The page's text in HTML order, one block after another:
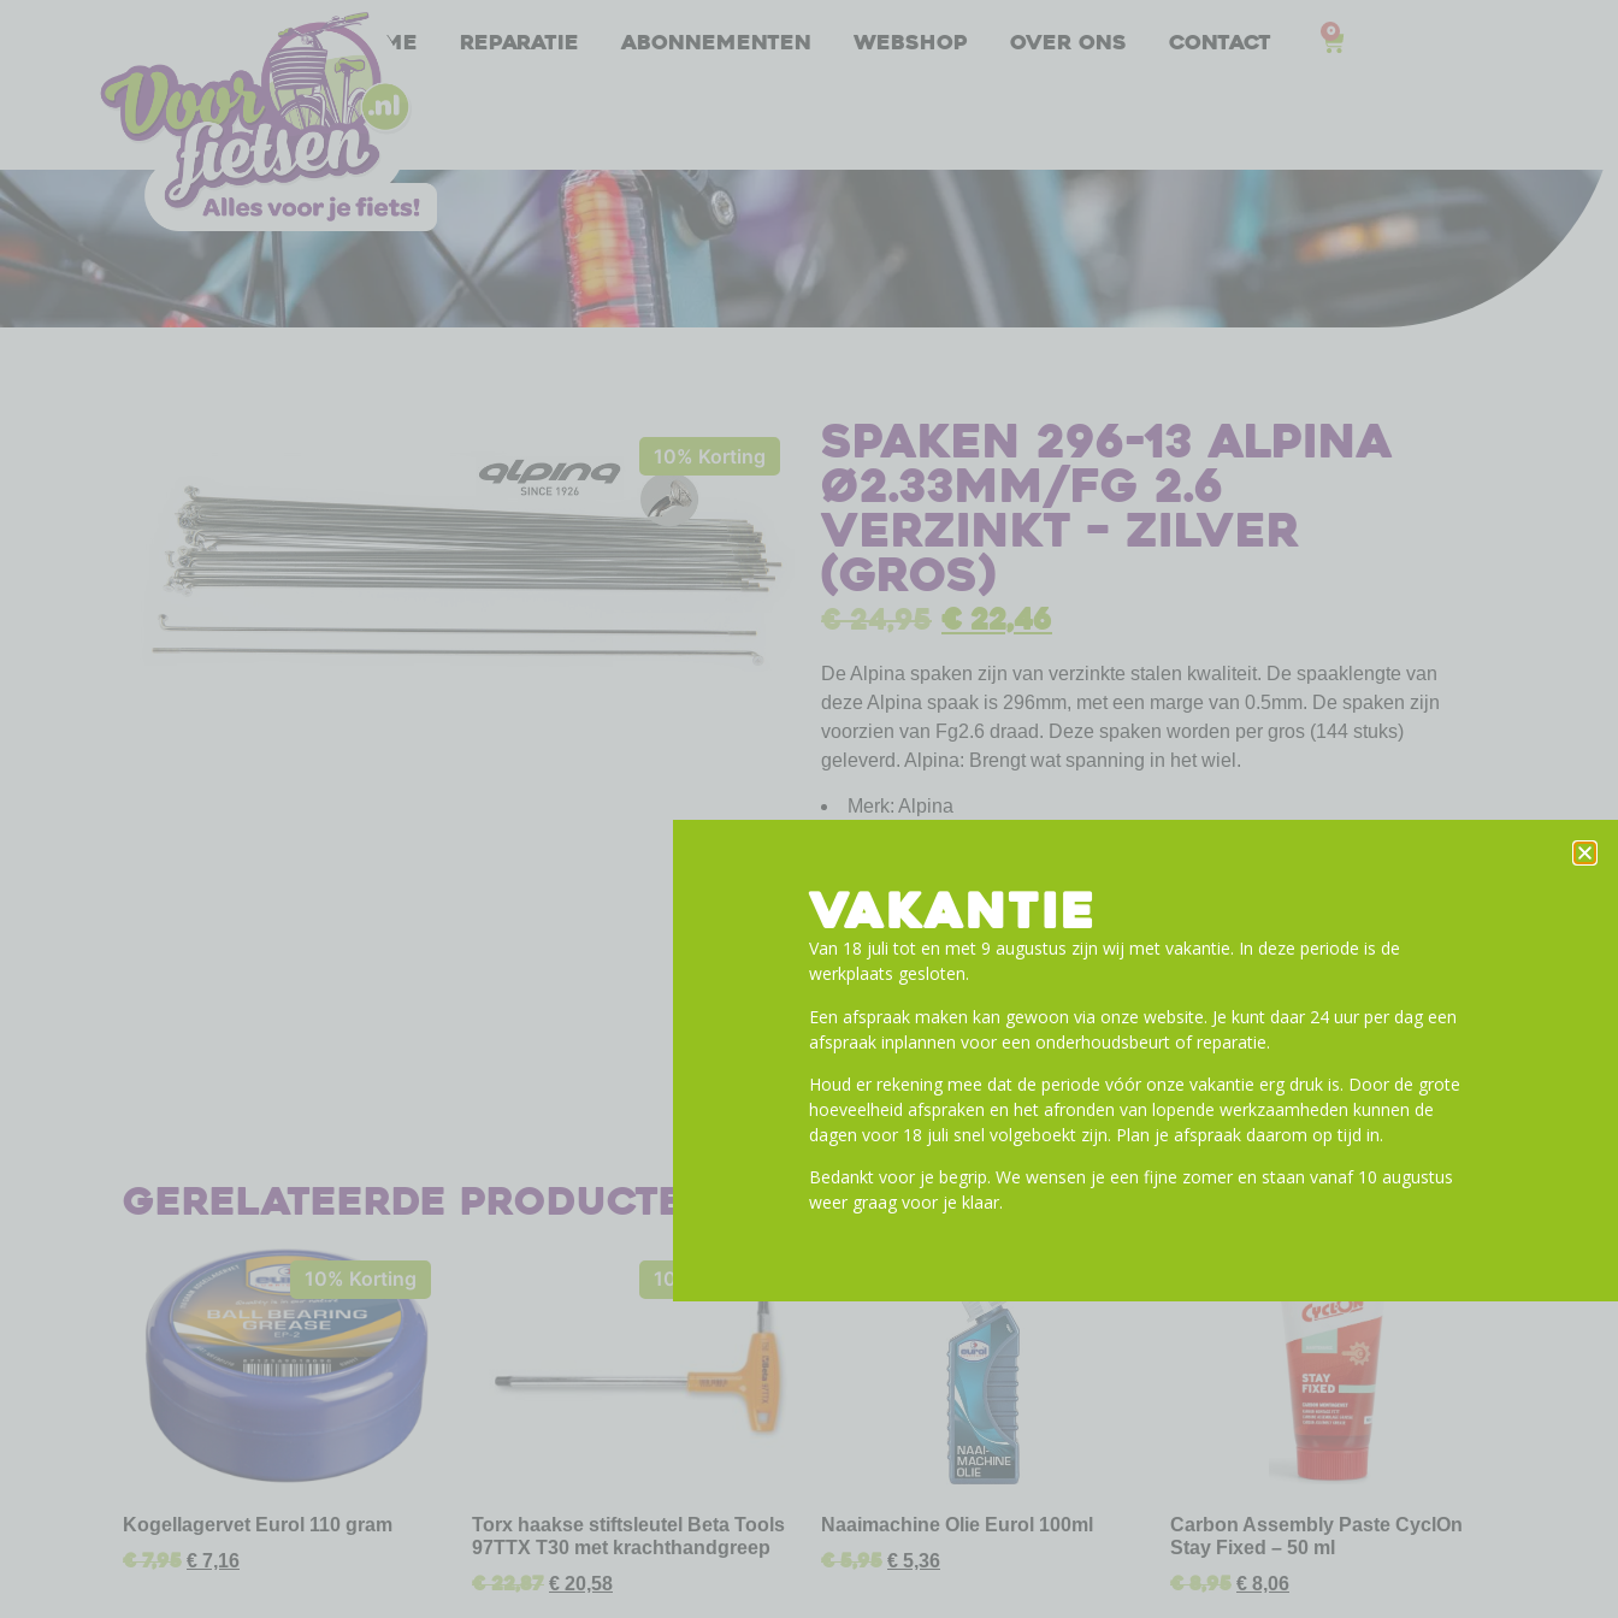
Home Reparatie Abonnementen Webshop Over ons Contact 0
10% Korting Spaken 296-13 Alpina
ø2.33mm/Fg 2.6
verzinkt – zilver
(gros)
€24,95 €22,46
De Alpina spaken zijn van verzinkte stalen kwaliteit. De spaaklengte van
deze Alpina spaak is 296mm, met een marge van 0.5mm. De spaken zijn
voorzien van Fg2.6 draad. Deze spaken worden per gros (144 stuks)
geleverd. Alpina: Brengt wat spanning in het wiel.
Merk: Alpina
Diameter: 2.33 ø mm
Schroefdraad: Draad Fg2.6
Spaakdikte: 13G
Butted: Plain
Gerelateerde producten
10% Korting
Kogellagervet Eurol 110 gram
€7,95 € 7,16
10% Korting
Torx haakse stiftsleutel Beta Tools
97TTX T30 met krachthandgreep
€22,87 € 20,58
Naaimachine Olie Eurol 100ml
€5,95 € 5,36
Carbon Assembly Paste CyclOn
Stay Fixed – 50 ml
€8,95 € 8,06
VAKANTIE
Van 18 juli tot en met 9 augustus zijn wij met vakantie. In deze periode is de
werkplaats gesloten.
Een afspraak maken kan gewoon via onze website. Je kunt daar 24 uur per dag een
afspraak inplannen voor een onderhoudsbeurt of reparatie.
Houd er rekening mee dat de periode vóór onze vakantie erg druk is. Door de grote
hoeveelheid afspraken en het afronden van lopende werkzaamheden kunnen de
dagen voor 18 juli snel volgeboekt zijn. Plan je afspraak daarom op tijd in.
Bedankt voor je begrip. We wensen je een fijne zomer en staan vanaf 10 augustus
weer graag voor je klaar.